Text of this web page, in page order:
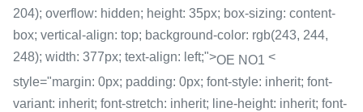
204); overflow: hidden; height: 35px; box-sizing: content-
box; vertical-align: top; background-color: rgb(243, 244,
248); width: 377px; text-align: left;">OE NO1 <
style="margin: 0px; padding: 0px; font-style: inherit; font-
variant: inherit; font-stretch: inherit; line-height: inherit; font-